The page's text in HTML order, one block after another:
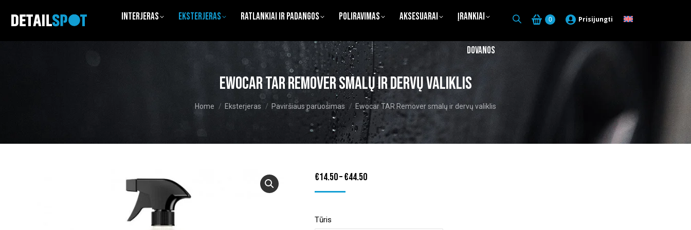
Interjeras Eksterjeras Ratlankiai ir Padangos Poliravimas Aksesuarai Įrankiai
Dovanos
0 Prisijungti
Ewocar TAR Remover smalų ir dervų valiklis
You are here:
Home Eksterjeras Paviršiaus paruošimas Ewocar TAR Remover smalų ir dervų valiklis
€14.50–€44.50Price
Tūris